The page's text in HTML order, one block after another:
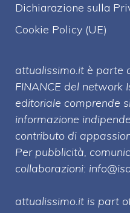
Dichiarazione sulla
Cookie Policy (UE)
attualissimo.it è parte
FINANCE del network
editoriale comprende
informazione
contributo di
Per pubblicità,
collaborazioni:
attualissimo.it is part